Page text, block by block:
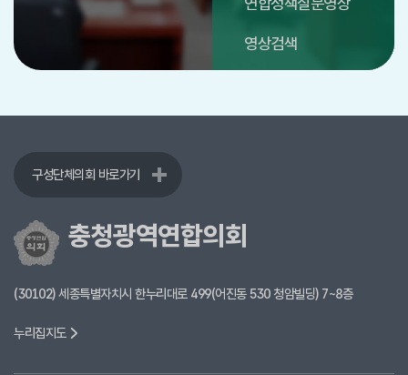
영상검색
구성단체의회 바로가기
충청광역연합의회
(30102) 세종특별자치시 한누리대로 499(어진동 530 청암빌딩) 7~8층
누리집지도